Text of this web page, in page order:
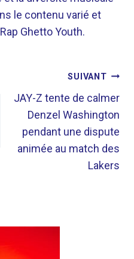
le contenu varié et
Ghetto Youth.
SUIVANT
JAY-Z tente de calmer
Denzel Washington
pendant une dispute
animée au match des
Lakers